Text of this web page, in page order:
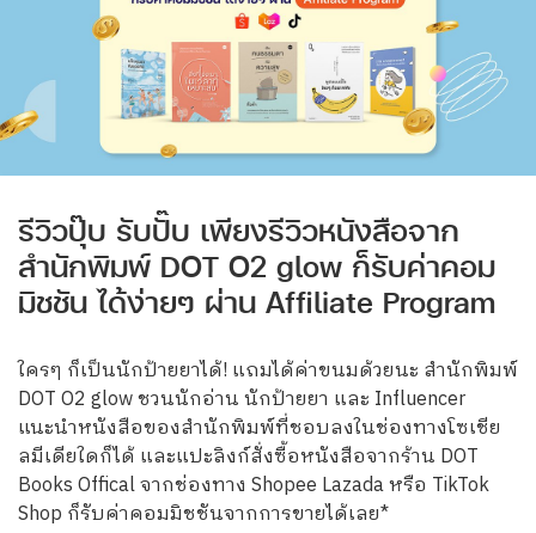
รีวิวปุ๊บ รับปั๊บ เพียงรีวิวหนังสือจาก
สำนักพิมพ์ DOT O2 glow ก็รับค่าคอม
มิชชัน ได้ง่ายๆ ผ่าน Affiliate Program
ใครๆ ก็เป็นนักป้ายยาได้! แถมได้ค่าขนมด้วยนะ สำนักพิมพ์
DOT O2 glow ชวนนักอ่าน นักป้ายยา และ Influencer
แนะนำหนังสือของสำนักพิมพ์ที่ชอบลงในช่องทางโซเชีย
ลมีเดียใดก็ได้ และแปะลิงก์สั่งซื้อหนังสือจากร้าน DOT
Books Offical จากช่องทาง Shopee Lazada หรือ TikTok
Shop ก็รับค่าคอมมิชชันจากการขายได้เลย*